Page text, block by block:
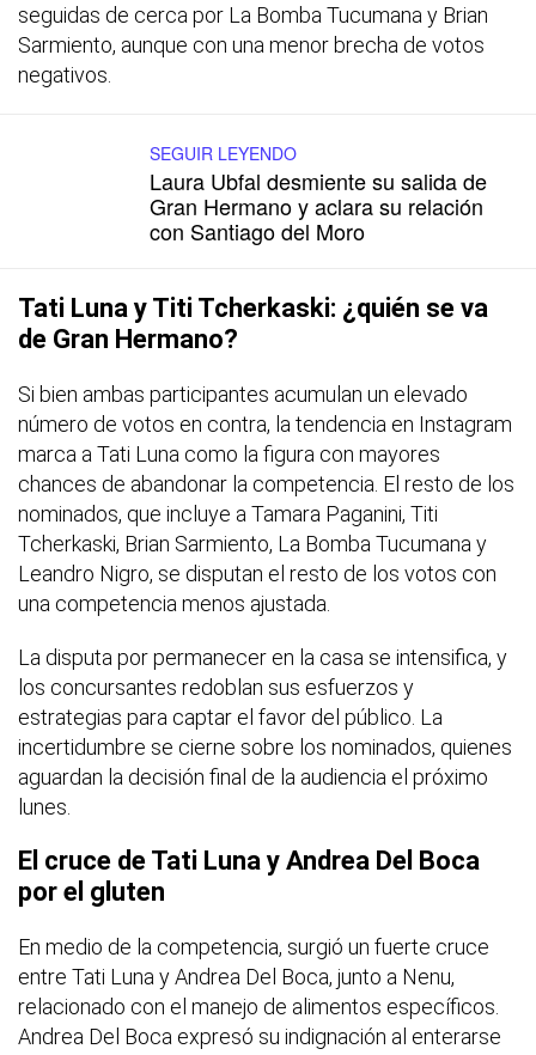
seguidas de cerca por La Bomba Tucumana y Brian
Sarmiento, aunque con una menor brecha de votos
negativos.
SEGUIR LEYENDO
Laura Ubfal desmiente su salida de
Gran Hermano y aclara su relación
con Santiago del Moro
Tati Luna y Titi Tcherkaski: ¿quién se va
de Gran Hermano?
Si bien ambas participantes acumulan un elevado
número de votos en contra, la tendencia en Instagram
marca a Tati Luna como la figura con mayores
chances de abandonar la competencia. El resto de los
nominados, que incluye a Tamara Paganini, Titi
Tcherkaski, Brian Sarmiento, La Bomba Tucumana y
Leandro Nigro, se disputan el resto de los votos con
una competencia menos ajustada.
La disputa por permanecer en la casa se intensifica, y
los concursantes redoblan sus esfuerzos y
estrategias para captar el favor del público. La
incertidumbre se cierne sobre los nominados, quienes
aguardan la decisión final de la audiencia el próximo
lunes.
El cruce de Tati Luna y Andrea Del Boca
por el gluten
En medio de la competencia, surgió un fuerte cruce
entre Tati Luna y Andrea Del Boca, junto a Nenu,
relacionado con el manejo de alimentos específicos.
Andrea Del Boca expresó su indignación al enterarse